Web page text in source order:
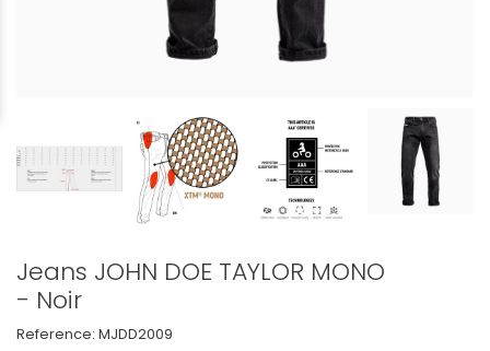
Jeans JOHN DOE TAYLOR MONO
- Noir
Reference: MJDD2009